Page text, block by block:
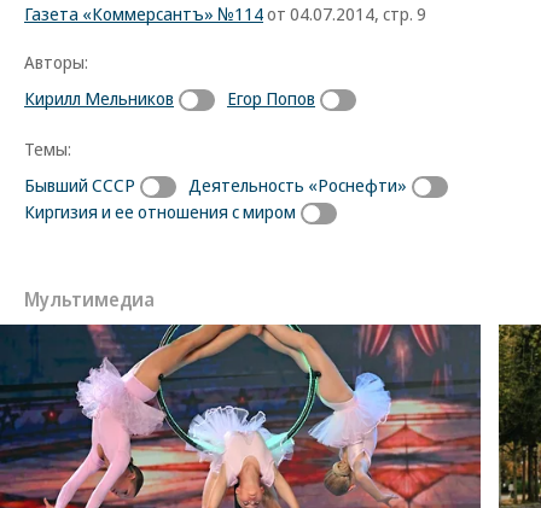
Газета «Коммерсантъ» №114от 04.07.2014, стр. 9
Авторы:
Кирилл Мельников
Егор Попов
Темы:
Бывший СССР
Деятельность «Роснефти»
Киргизия и ее отношения с миром
Мультимедиа